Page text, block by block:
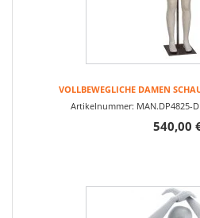
VOLLBEWEGLICHE DAMEN
Artikelnummer: MAN.DP4825-
540,00